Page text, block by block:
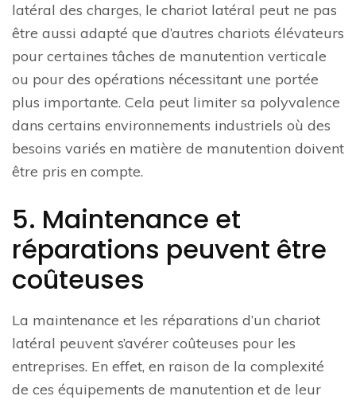
latéral des charges, le chariot latéral peut ne pas
être aussi adapté que d’autres chariots élévateurs
pour certaines tâches de manutention verticale
ou pour des opérations nécessitant une portée
plus importante. Cela peut limiter sa polyvalence
dans certains environnements industriels où des
besoins variés en matière de manutention doivent
être pris en compte.
5. Maintenance et
réparations peuvent être
coûteuses
La maintenance et les réparations d’un chariot
latéral peuvent s’avérer coûteuses pour les
entreprises. En effet, en raison de la complexité
de ces équipements de manutention et de leur